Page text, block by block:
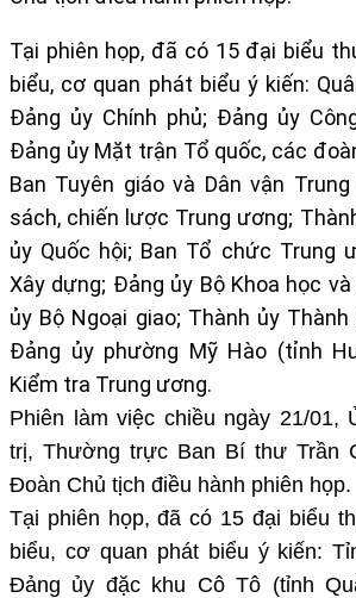
Tại phiên họp, đã có 15 đại biểu
biểu, cơ quan phát biểu ý kiến:
Đảng ủy Chính phủ; Đảng ủy
Đảng ủy Mặt trận Tổ quốc, các
Ban Tuyên giáo và Dân vận
sách, chiến lược Trung ương;
ủy Quốc hội; Ban Tổ chức Trung
Xây dựng; Đảng ủy Bộ Khoa học
ủy Bộ Ngoại giao; Thành ủy
Đảng ủy phường Mỹ Hào (tỉnh
Kiểm tra Trung ương.
Phiên làm việc chiều ngày 21/01,
trị, Thường trực Ban Bí thư Trần
Đoàn Chủ tịch điều hành phiên họp.
Tại phiên họp, đã có 15 đại biểu
biểu, cơ quan phát biểu ý kiến:
Đảng ủy đặc khu Cô Tô (tỉnh